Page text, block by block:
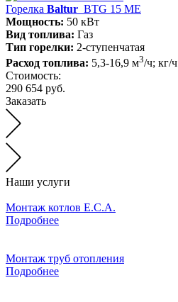
Горелка Baltur BTG 15 ME
Мощность: 50 кВт
Вид топлива: Газ
Тип горелки: 2-ступенчатая
Расход топлива: 5,3-16,9 м3/ч; кг/ч
Стоимость:
290 654 руб.
Заказать
Наши услуги
Монтаж котлов E.C.A.
Подробнее
Монтаж труб отопления
Подробнее